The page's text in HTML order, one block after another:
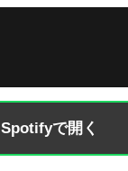
Spotifyで開く